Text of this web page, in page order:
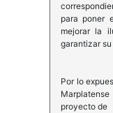
para poner
mejorar la
garantizar
Por lo
proyecto de